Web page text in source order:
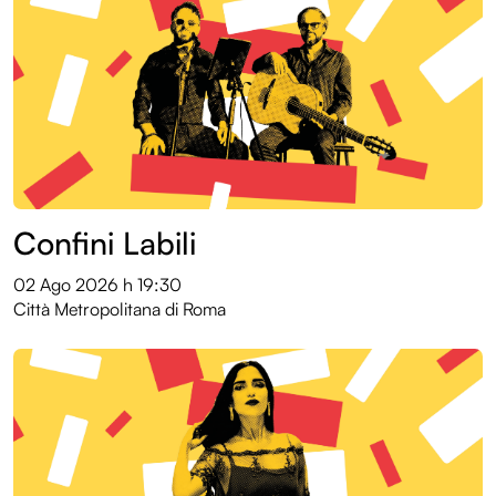
Confini Labili
02 Ago 2026 h 19:30
Città Metropolitana di Roma